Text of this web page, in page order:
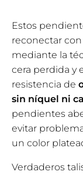
Estos
reconectar
mediante la
cera perdida y
resistencia de
sin níquel ni
pendientes
evitar
un color
Verdaderos